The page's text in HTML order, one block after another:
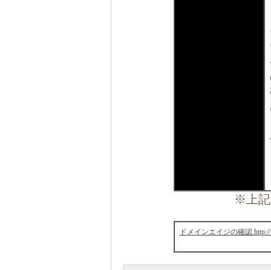
※上記
ドメインエイジの確認